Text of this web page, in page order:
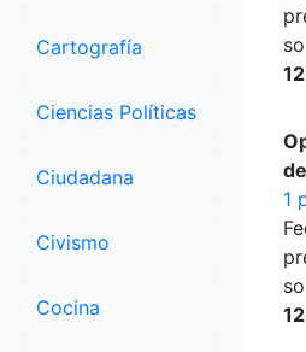
Cartografía
Ciencias Políticas
Ciudadana
Civismo
Cocina
1